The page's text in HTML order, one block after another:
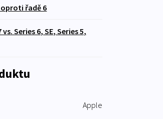
oproti řadě 6
Series 6, SE, Series 5,
Apple